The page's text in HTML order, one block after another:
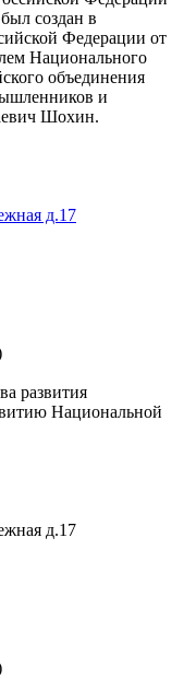
создан в
Федерации от
Национального
объединения
и
Шохин.
д.17
развития
Национальной
д.17